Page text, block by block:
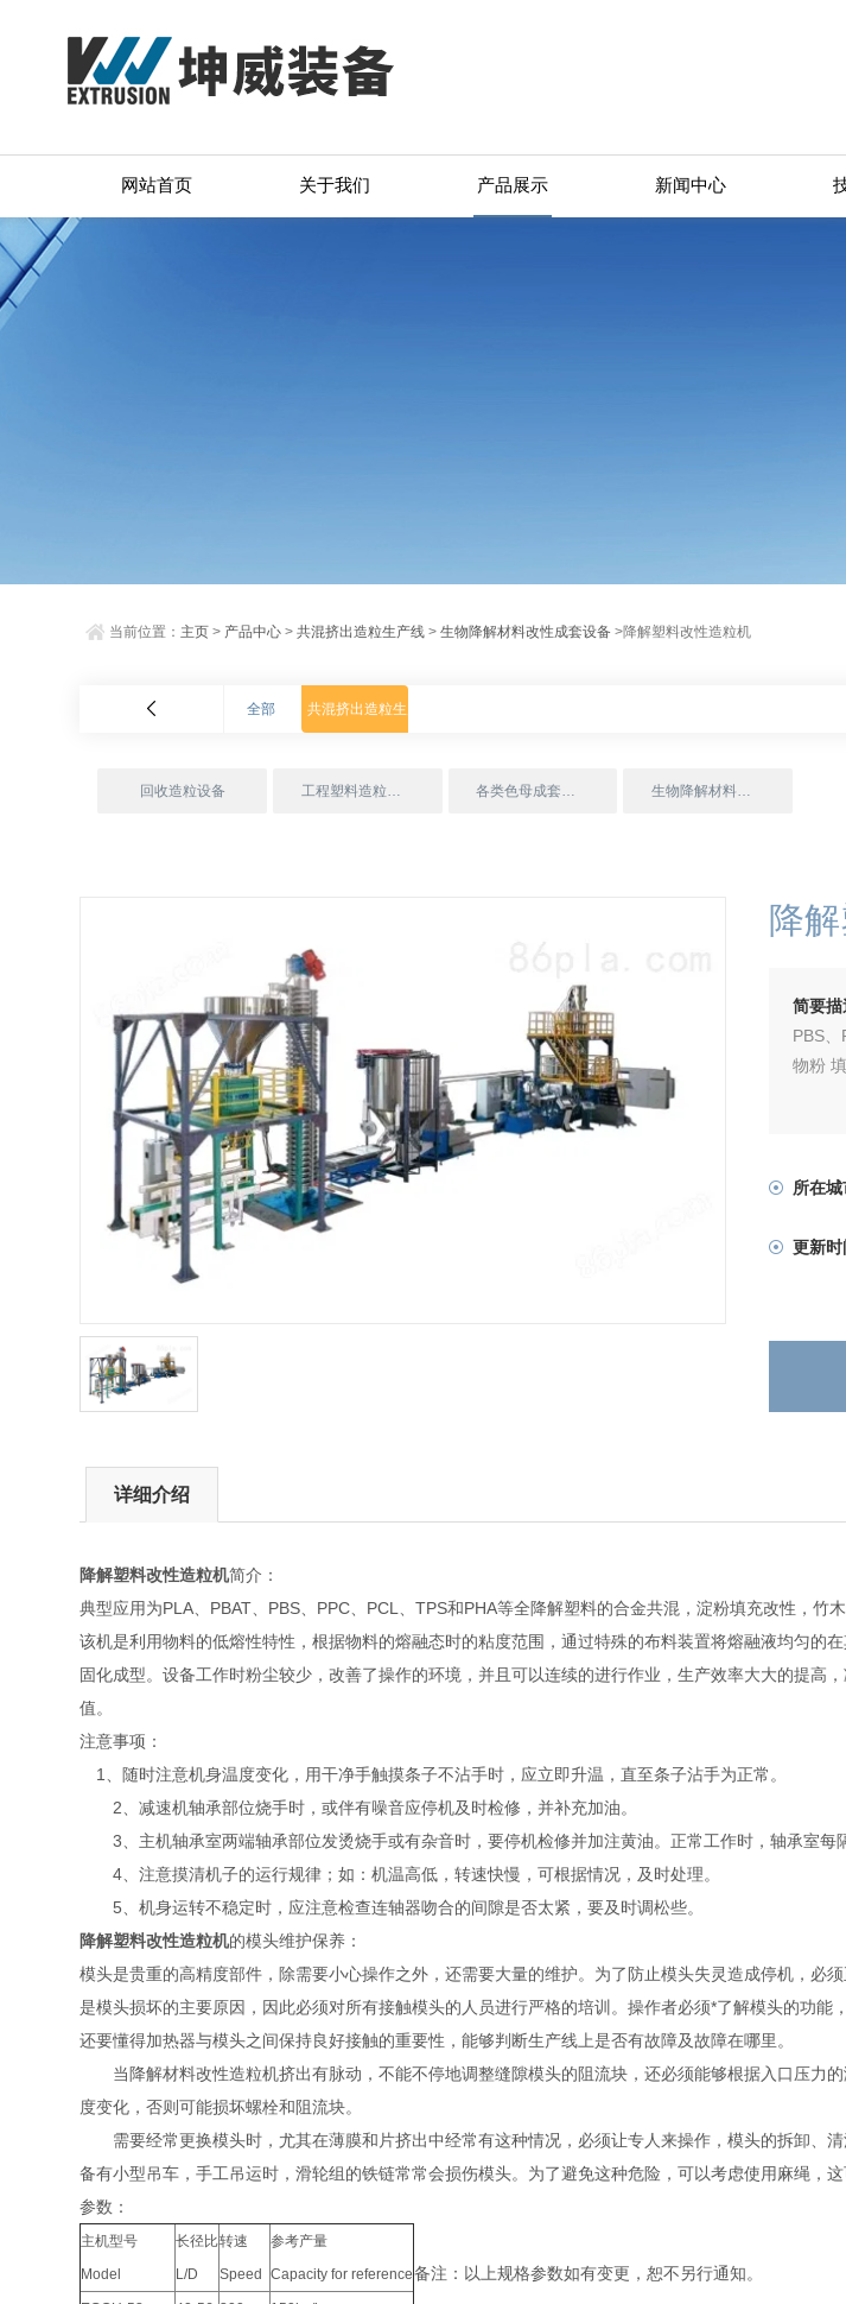
网站首页 关于我们 产品展示 新闻中心
当前位置： 主页 > 产品中心 >共混挤出造粒生产线 >生物降解材料改性成套设备 >降解塑料改性造粒机
全部 共混挤出造粒生产线
回收造粒设备 工程塑料造粒成套设备 各类色母成套设备 生物降解材料改性成套设备
降
简要描
PBS
物粉
所在城
更新时
详细介绍
降解塑料改性造粒机简介：
典型应用为PLA、PBAT、PBS、PPC、PCL、TPS和PHA等全降解塑料的合金共混，淀粉填充改性，竹
该机是利用物料的低熔性特性，根据物料的熔融态时的粘度范围，通过特殊的布料装置将熔融液均匀
固化成型。设备工作时粉尘较少，改善了操作的环境，并且可以连续的进行作业，生产效率大大的提
值。
注意事项：
1、随时注意机身温度变化，用干净手触摸条子不沾手时，应立即升温，直至条子沾手为正常。
2、减速机轴承部位烧手时，或伴有噪音应停机及时检修，并补充加油。
3、主机轴承室两端轴承部位发烫烧手或有杂音时，要停机检修并加注黄油。正常工作时，轴承室每
4、注意摸清机子的运行规律；如：机温高低，转速快慢，可根据情况，及时处理。
5、机身运转不稳定时，应注意检查连轴器吻合的间隙是否太紧，要及时调松些。
降解塑料改性造粒机的模头维护保养：
模头是贵重的高精度部件，除需要小心操作之外，还需要大量的维护。为了防止模头失灵造成停机，必
是模头损坏的主要原因，因此必须对所有接触模头的人员进行严格的培训。操作者必须*了解模头的功
还要懂得加热器与模头之间保持良好接触的重要性，能够判断生产线上是否有故障及故障在哪里。
当降解材料改性造粒机挤出有脉动，不能不停地调整缝隙模头的阻流块，还必须能够根据入口压力
度变化，否则可能损坏螺栓和阻流块。
需要经常更换模头时，尤其在薄膜和片挤出中经常有这种情况，必须让专人来操作，模头的拆卸、
备有小型吊车，手工吊运时，滑轮组的铁链常常会损伤模头。为了避免这种危险，可以考虑使用麻绳，这
参数：
主机型号
Model
长径比
L/D
转速
Speed
参考产量
Capacity for reference备注：以上规格参数如有变更，恕不另行通知。